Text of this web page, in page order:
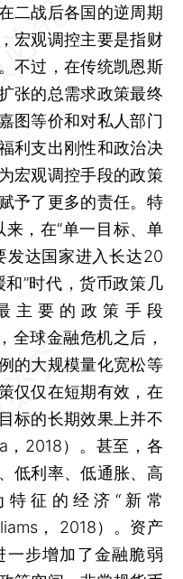
二战后各国的逆周期
宏观调控主要是指财
不过，在传统凯恩斯
张的总需求政策最终
图等价和对私人部门
利支出刚性和政治决
宏观调控手段的政策
予了更多的责任。特
，在“单一目标、单
发达国家进入长达20
”时代，货币政策几
主要的政策手段
全球金融危机之后，
的大规模量化宽松等
仅仅在短期有效，在
标的长期效果上并不
，2018）。甚至，各
低利率、低通胀、高
征的经济“新常
， 2018）。资产
步增加了金融脆弱